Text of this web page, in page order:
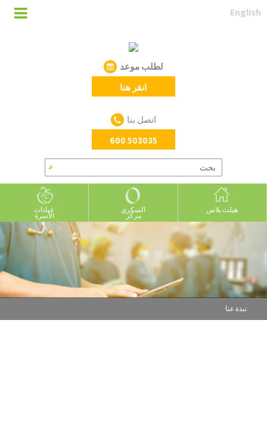
English
لطلب موعد
انقر هنا
اتصل بنا
600 503035
هيلث بلاس السكري
مركز
عيادات
الأسرة
نبذة عنا